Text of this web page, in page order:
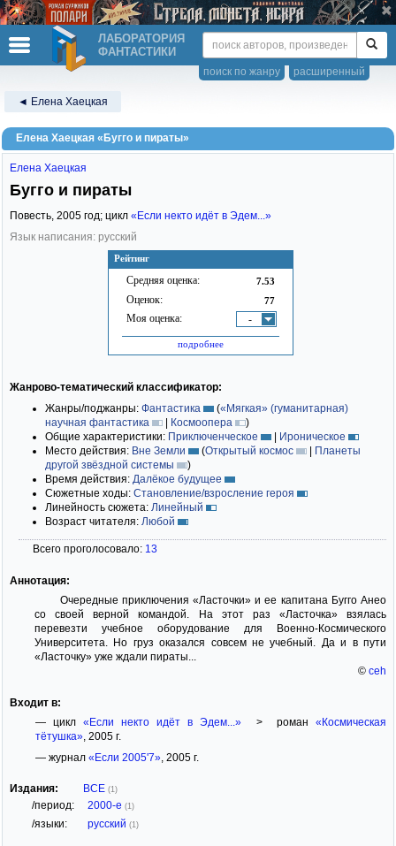
ЛАБОРАТОРИЯ
ФАНТАСТИКИ
расширенный
поиск по жанру
◄ Елена Хаецкая
Елена Хаецкая «Бугго и пираты»
Рейтинг
Средняя оценка: 7.53
Оценок: 77
Моя оценка: -
подробнее
Елена Хаецкая
Бугго и пираты
Повесть, 2005 год; цикл «Если некто идёт в Эдем...»
Язык написания: русский
Жанрово-тематический классификатор:
Жанры/поджанры: Фантастика («Мягкая» (гуманитарная)
научная фантастика
| Космоопера
)
Общие характеристики: Приключенческое | Ироническое
Место действия: Вне Земли (Открытый космос | Планеты
другой звёздной системы
)
Время действия: Далёкое будущее
Сюжетные ходы: Становление/взросление героя
Линейность сюжета: Линейный
Возраст читателя: Любой
Всего проголосовало: 13
Аннотация:
Очередные приключения «Ласточки» и ее капитана Бугго Анео
со своей верной командой. На этот раз «Ласточка» взялась
перевезти учебное оборудование для Военно-Космического
Университета. Но груз оказался совсем не учебный. Да и в пути
«Ласточку» уже ждали пираты...
© ceh
Входит в:
— цикл«Если некто идёт в Эдем...» > роман «Космическая
тётушка», 2005 г.
— журнал «Если 2005'7», 2005 г.
Издания: ВСЕ (1)
/период: 2000-е (1)
/языки: русский (1)